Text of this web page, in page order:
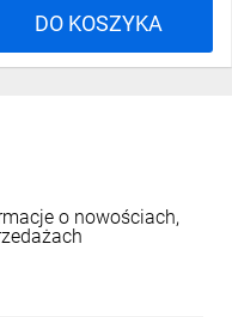
DO KOSZYKA
o nowościach,